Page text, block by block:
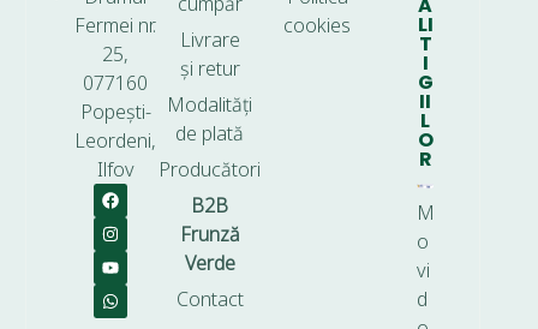
Fermei nr.
25,
077160
Popești-
Leordeni,
Ilfov
Livrare
și retur
Modalități
de plată
Producători
B2B
Frunză
Verde
Contact
cookies
A
LI
T
I
G
II
L
O
R
M
o
vi
d